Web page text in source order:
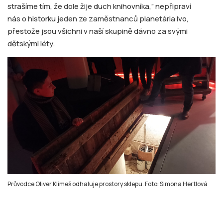
strašíme tím, že dole žije duch knihovníka,” nepřipraví
nás o historku jeden ze zaměstnanců planetária Ivo,
přestože jsou všichni v naší skupině dávno za svými
dětskými léty.
Průvodce Oliver Klimeš odhaluje prostory sklepu. Foto: Simona Hertlová